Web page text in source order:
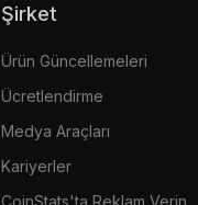
Şirket
Ürün Güncellemeleri
Ücretlendirme
Medya Araçları
Kariyerler
CoinStats'ta Reklam Verin